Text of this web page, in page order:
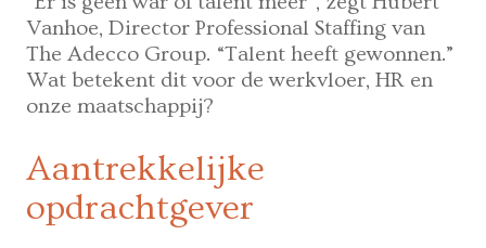
van
onze
experts!
Vanhoe, Director Professional Staffing van
The Adecco Group. “Talent heeft gewonnen.”
Wat betekent dit voor de werkvloer, HR en
onze maatschappij?
Aantrekkelijke
opdrachtgever